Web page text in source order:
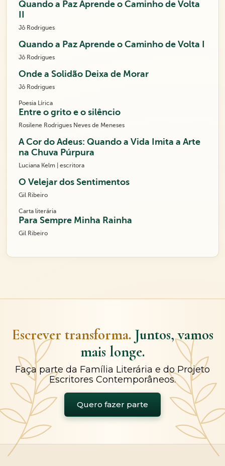
Quando a Paz Aprende o Caminho de Volta
Jô Rodrigues
Quando a Paz Aprende o Caminho de Volta I
Jô Rodrigues
Onde a Solidão Deixa de Morar
Jô Rodrigues
Poesia Lírica
Entre o grito e o silêncio
Rosilene Rodrigues Neves de Meneses
A Cor do Adeus: Quando a Vida Imita a Arte
na Chuva Púrpura
Luciana Kelm | escritora
O Velejar dos Sentimentos
Gil Ribeiro
Carta literária
Para Sempre Minha Rainha
Gil Ribeiro
Escrever transforma. Juntos, vamos
mais longe.
Faça parte da Família Literária e do Projeto
Escritores Contemporâneos.
Quero fazer parte